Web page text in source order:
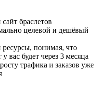
браслетов
целевой и дешёвый
понимая, что
вас будет через 3 месяца
трафика и заказов уже